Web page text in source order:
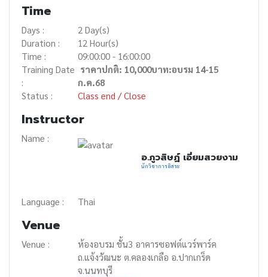
Time
Days :
2 Day(s)
Duration :
12 Hour(s)
Time :
09:00:00 - 16:00:00
Training Date
:
ราคาปกติ: 10,000บาท:อบรม 14-15
ก.ค.68
Status :
Class end / Close
Instructor
Name :
อ.ภูวสิษฏ์ เอี่ยมสวยงาม
นักวิชาการอิสระ
Language : Thai
Venue
Venue :
ห้องอบรม ชั้น3 อาคารซอฟต์แวร์พาร์ค
ถ.แจ้งวัฒนะ ต.คลองเกลือ อ.ปากเกร็ด
จ.นนทบุรี